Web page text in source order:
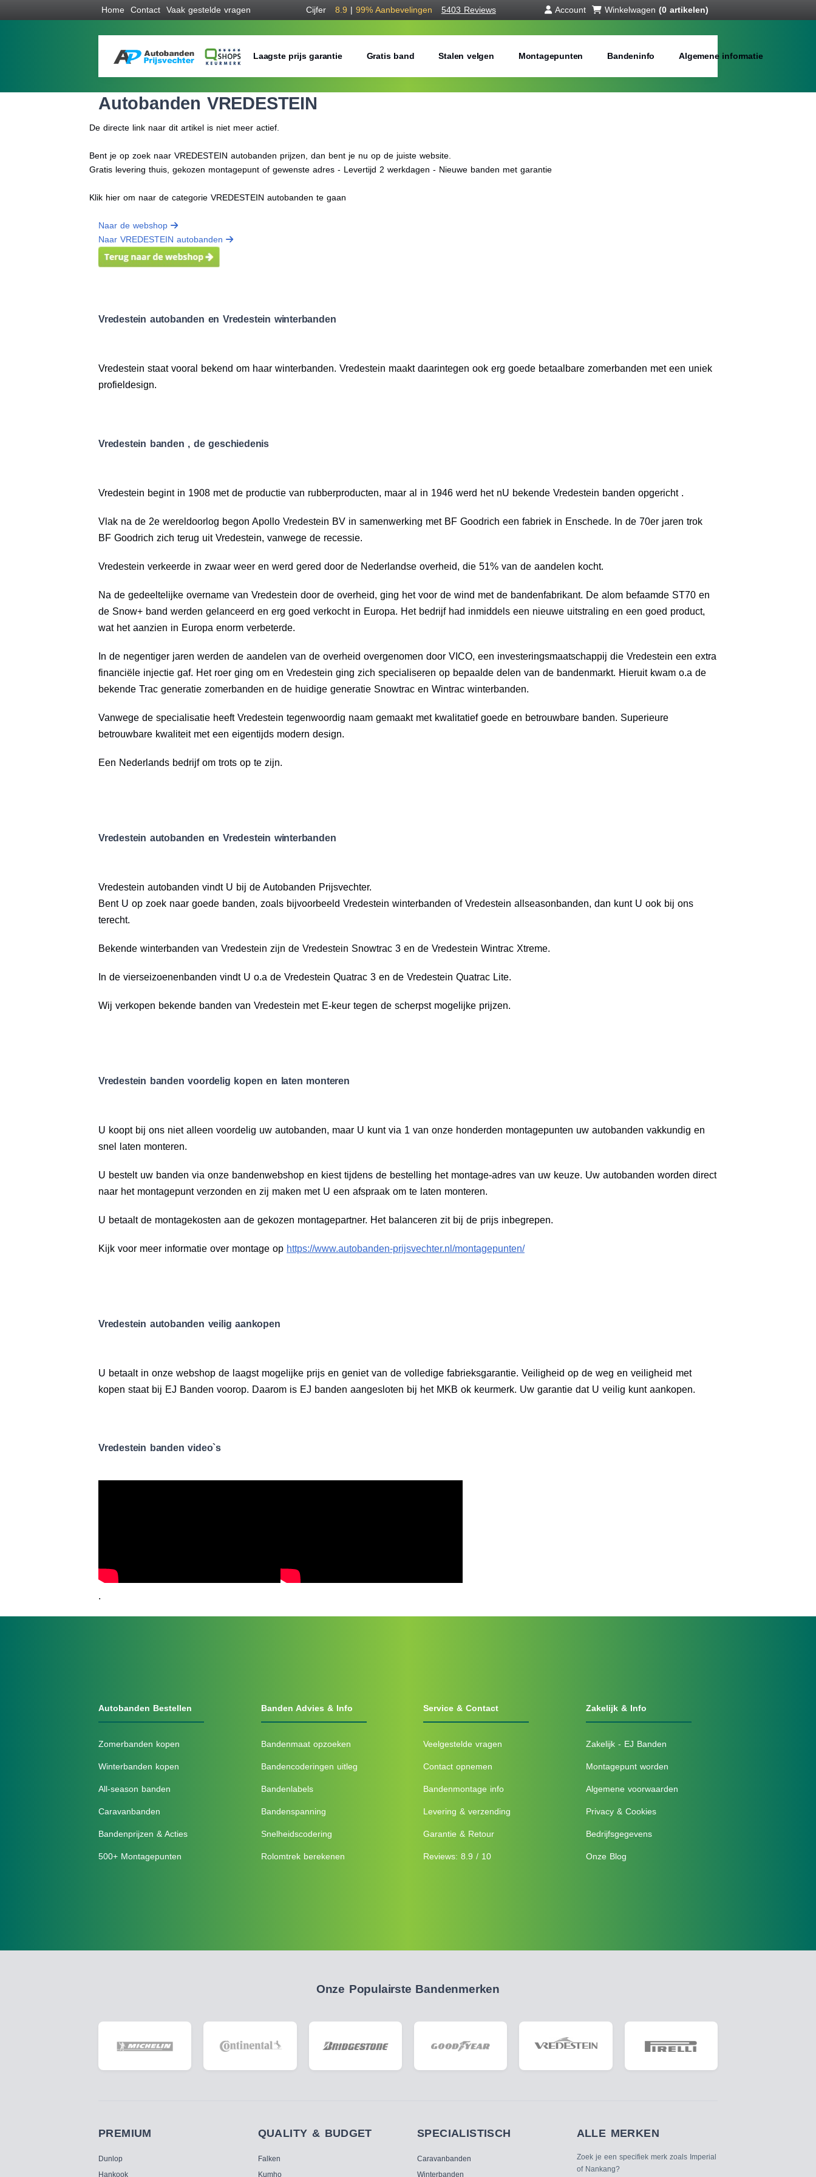
Home Contact Vaak gestelde vragen Cijfer 8.9 | 99% Aanbevelingen 5403 Reviews Account Winkelwagen (0 artikelen)
Laagste prijs garantie Gratis band Stalen velgen Montagepunten Bandeninfo Algemene informatie
Autobanden VREDESTEIN
De directe link naar dit artikel is niet meer actief.
Bent je op zoek naar VREDESTEIN autobanden prijzen, dan bent je nu op de juiste website.
Gratis levering thuis, gekozen montagepunt of gewenste adres - Levertijd 2 werkdagen - Nieuwe banden met garantie
Klik hier om naar de categorie VREDESTEIN autobanden te gaan
Naar de webshop
Naar VREDESTEIN autobanden
Vredestein autobanden en Vredestein winterbanden
Vredestein staat vooral bekend om haar winterbanden. Vredestein maakt daarintegen ook erg goede betaalbare zomerbanden met een uniek
profieldesign.
Vredestein banden , de geschiedenis
Vredestein begint in 1908 met de productie van rubberproducten, maar al in 1946 werd het nU bekende Vredestein banden opgericht .
Vlak na de 2e wereldoorlog begon Apollo Vredestein BV in samenwerking met BF Goodrich een fabriek in Enschede. In de 70er jaren trok
BF Goodrich zich terug uit Vredestein, vanwege de recessie.
Vredestein verkeerde in zwaar weer en werd gered door de Nederlandse overheid, die 51% van de aandelen kocht.
Na de gedeeltelijke overname van Vredestein door de overheid, ging het voor de wind met de bandenfabrikant. De alom befaamde ST70 en
de Snow+ band werden gelanceerd en erg goed verkocht in Europa. Het bedrijf had inmiddels een nieuwe uitstraling en een goed product,
wat het aanzien in Europa enorm verbeterde.
In de negentiger jaren werden de aandelen van de overheid overgenomen door VICO, een investeringsmaatschappij die Vredestein een extra
financiële injectie gaf. Het roer ging om en Vredestein ging zich specialiseren op bepaalde delen van de bandenmarkt. Hieruit kwam o.a de
bekende Trac generatie zomerbanden en de huidige generatie Snowtrac en Wintrac winterbanden.
Vanwege de specialisatie heeft Vredestein tegenwoordig naam gemaakt met kwalitatief goede en betrouwbare banden. Superieure
betrouwbare kwaliteit met een eigentijds modern design.
Een Nederlands bedrijf om trots op te zijn.
Vredestein autobanden en Vredestein winterbanden
Vredestein autobanden vindt U bij de Autobanden Prijsvechter.
Bent U op zoek naar goede banden, zoals bijvoorbeeld Vredestein winterbanden of Vredestein allseasonbanden, dan kunt U ook bij ons
terecht.
Bekende winterbanden van Vredestein zijn de Vredestein Snowtrac 3 en de Vredestein Wintrac Xtreme.
In de vierseizoenenbanden vindt U o.a de Vredestein Quatrac 3 en de Vredestein Quatrac Lite.
Wij verkopen bekende banden van Vredestein met E-keur tegen de scherpst mogelijke prijzen.
Vredestein banden voordelig kopen en laten monteren
U koopt bij ons niet alleen voordelig uw autobanden, maar U kunt via 1 van onze honderden montagepunten uw autobanden vakkundig en
snel laten monteren.
U bestelt uw banden via onze bandenwebshop en kiest tijdens de bestelling het montage-adres van uw keuze. Uw autobanden worden direct
naar het montagepunt verzonden en zij maken met U een afspraak om te laten monteren.
U betaalt de montagekosten aan de gekozen montagepartner. Het balanceren zit bij de prijs inbegrepen.
Kijk voor meer informatie over montage op https://www.autobanden-prijsvechter.nl/montagepunten/
Vredestein autobanden veilig aankopen
U betaalt in onze webshop de laagst mogelijke prijs en geniet van de volledige fabrieksgarantie. Veiligheid op de weg en veiligheid met
kopen staat bij EJ Banden voorop. Daarom is EJ banden aangesloten bij het MKB ok keurmerk. Uw garantie dat U veilig kunt aankopen.
Vredestein banden video`s
.
Autobanden Bestellen
Zomerbanden kopen
Winterbanden kopen
All-season banden
Caravanbanden
Bandenprijzen & Acties
500+ Montagepunten
Banden Advies & Info
Bandenmaat opzoeken
Bandencoderingen uitleg
Bandenlabels
Bandenspanning
Snelheidscodering
Rolomtrek berekenen
Service & Contact
Veelgestelde vragen
Contact opnemen
Bandenmontage info
Levering & verzending
Garantie & Retour
Reviews: 8.9 / 10
Zakelijk & Info
Zakelijk - EJ Banden
Montagepunt worden
Algemene voorwaarden
Privacy & Cookies
Bedrijfsgegevens
Onze Blog
Onze Populairste Bandenmerken
PREMIUM
Dunlop
Hankook
QUALITY & BUDGET
Falken
Kumho
SPECIALISTISCH
Caravanbanden
Winterbanden
ALLE MERKEN
Zoek je een specifiek merk zoals Imperial
of Nankang?